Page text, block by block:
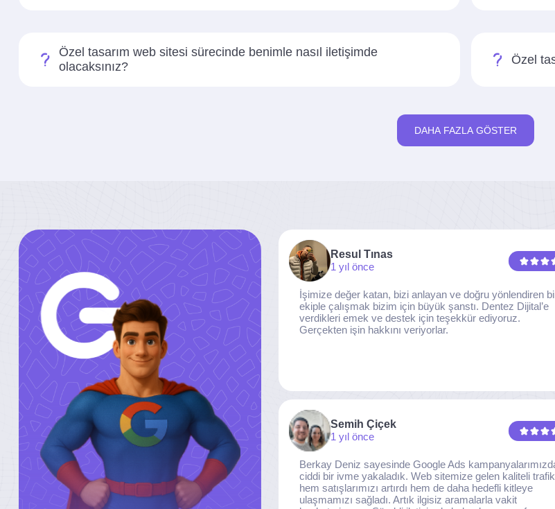
Özel tasarım web sitesi sürecinde benimle nasıl iletişimde
olacaksınız?
Özel
DAHA FAZLA GÖSTER
Resul Tınas
1 yıl önce
İşimize değer katan, bizi anlayan ve doğru yönlendiren
ekiple çalışmak bizim için büyük şanstı. Dentez Dijital’e
verdikleri emek ve destek için teşekkür ediyoruz.
Gerçekten işin hakkını veriyorlar.
Semih Çiçek
1 yıl önce
Berkay Deniz sayesinde Google Ads
ciddi bir ivme yakaladık. Web sitemize gelen kaliteli trafik
hem satışlarımızı artırdı hem de daha hedefli kitleye
ulaşmamızı sağladı. Artık ilgisiz aramalarla vakit